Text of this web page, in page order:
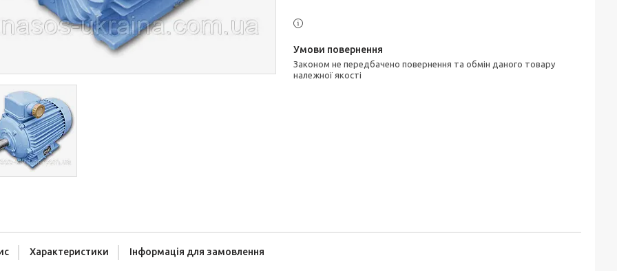
Законом не передбачено повернення та обмін даного товару
належної якості
Характеристики Інформація для замовлення